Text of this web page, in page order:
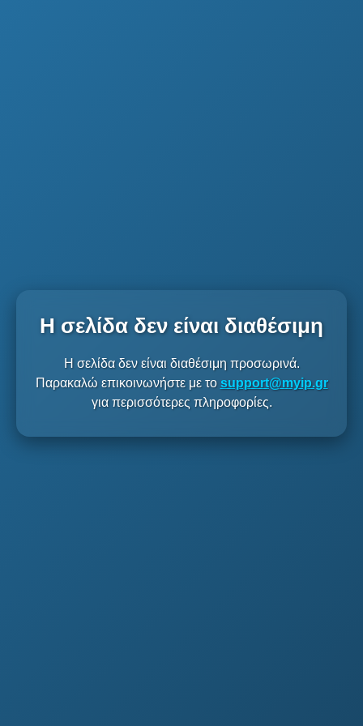
Η σελίδα δεν είναι διαθέσιμη
Η σελίδα δεν είναι διαθέσιμη προσωρινά.
Παρακαλώ επικοινωνήστε με το support@myip.gr
για περισσότερες πληροφορίες.